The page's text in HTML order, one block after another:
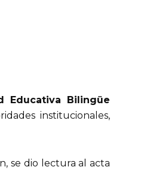
Educativa Bilingüe
institucionales,
se dio lectura al acta